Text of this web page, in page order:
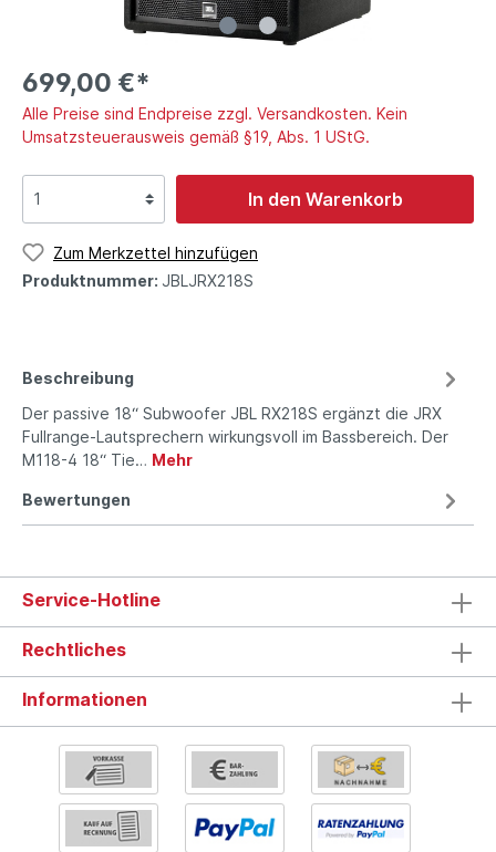
699,00 €*
Alle Preise sind Endpreise zzgl. Versandkosten. Kein
Umsatzsteuerausweis gemäß §19, Abs. 1 UStG.
In den Warenkorb
Zum Merkzettel hinzufügen
Produktnummer: JBLJRX218S
Beschreibung
Der passive 18“ Subwoofer JBL RX218S ergänzt die JRX
Fullrange-Lautsprechern wirkungsvoll im Bassbereich. Der
M118-4 18“ Tie… Mehr
Bewertungen
Service-Hotline
Rechtliches
Informationen